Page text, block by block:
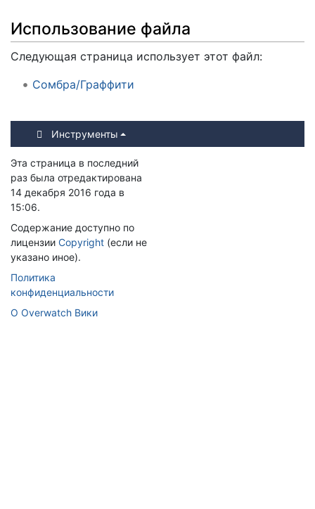
Использование файла
Следующая страница использует этот файл:
Сомбра/Граффити
Инструменты
Эта страница в последний
раз была отредактирована
14 декабря 2016 года в
15:06.
Содержание доступно по
лицензии Copyright (если не
указано иное).
Политика
конфиденциальности
О Overwatch Вики